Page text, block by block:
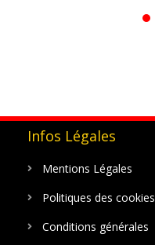
Infos Légales
Mentions Légales
Politiques des cookies
Conditions générales